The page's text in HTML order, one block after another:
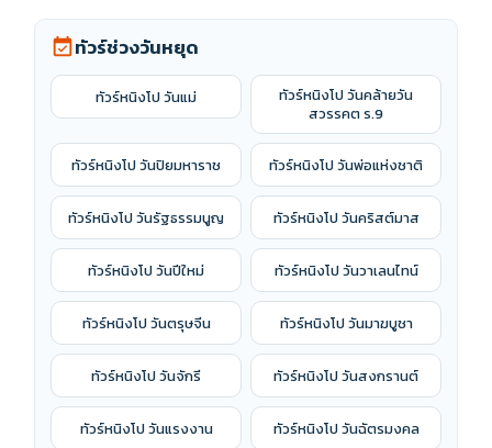
event_availableทัวร์ช่วงวันหยุด
ทัวร์หนิงโป วันแม่
ทัวร์หนิงโป วันคล้ายวัน
สวรรคต ร.9
ทัวร์หนิงโป วันปิยมหาราช ทัวร์หนิงโป วันพ่อแห่งชาติ
ทัวร์หนิงโป วันรัฐธรรมนูญ ทัวร์หนิงโป วันคริสต์มาส
ทัวร์หนิงโป วันปีใหม่ ทัวร์หนิงโป วันวาเลนไทน์
ทัวร์หนิงโป วันตรุษจีน ทัวร์หนิงโป วันมาฆบูชา
ทัวร์หนิงโป วันจักรี ทัวร์หนิงโป วันสงกรานต์
ทัวร์หนิงโป วันแรงงาน ทัวร์หนิงโป วันฉัตรมงคล